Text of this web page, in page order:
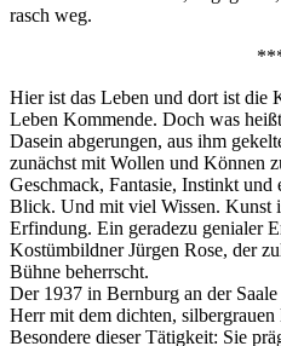
rasch weg.
Hier ist das Leben und dort ist die
Leben Kommende. Doch was
Dasein abgerungen, aus ihm
zunächst mit Wollen und Können
Geschmack, Fantasie, Instinkt und
Blick. Und mit viel Wissen. Kunst
Erfindung. Ein geradezu genialer
Kostümbildner Jürgen Rose, der
Bühne beherrscht.
Der 1937 in Bernburg an der
Herr mit dem dichten,
Besondere dieser Tätigkeit: Sie